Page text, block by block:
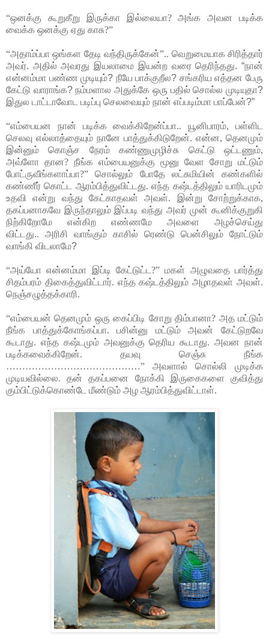
“ஒனக்கு கூறுகீறு இருக்கா இல்லையா? அங்க அவன படிக்க
வைக்க ஒனக்கு ஏது காசு?”
“அதாம்ப்பா ஒங்கள தேடி வந்திருக்கேன்”.. வெறுமையாக சிரித்தார்
அவர். அதில் அவரது இயலாமை இயன்ற வரை தெரிந்தது. “நான்
என்னம்மா பண்ண முடியும்? நீயே பாக்குறீல? சங்கரிய எத்தன பேரு
கேட்டு வாராங்க? நம்மளால அதுக்கே ஒரு பதில் சொல்ல முடியுதா?
இதுல டாட்டாவோட படிப்பு செலவையும் நான் எப்படிம்மா பாப்பேன்?”
“எம்பையன நான் படிக்க வைக்கிறேன்ப்பா.. யூனிபாரம், பள்ளிட
செலவு எல்லாத்தையும் நானே பாத்துக்கிடுறேன். என்ன, தெனமும்
இன்னும் கொஞ்ச நேரம் கண்ணுமுழிச்சு கெட்டு ஒட்டணும்,
அவ்ளோ தான? நீங்க எம்பையனுக்கு மூனு வேள சோறு மட்டும்
போட்ருவீங்களாப்பா?” சொல்லும் போதே லட்சுமியின் கண்களில்
கண்ணீர் கொட்ட ஆரம்பித்துவிட்டது. எந்த கஷ்டத்திலும் யாரிடமும்
உதவி என்று வந்து கேட்காதவள் அவள். இன்று சோற்றுக்காக,
தகப்பனாகவே இருந்தாலும் இப்படி வந்து அவர் முன் கூனிக்குறுகி
நிற்கிறோமே என்கிற எண்ணமே அவளை அழச்செய்து
விட்டது.. அரிசி வாங்கும் காசில் ரெண்டு பென்சிலும் நோட்டும்
வாங்கி விடலாமே?
“அய்யோ என்னம்மா இப்டி கேட்டுட்ட?” மகள் அழுவதை பார்த்து
சிதம்பரம் திகைத்துவிட்டார். எந்த கஷ்டத்திலும் அழாதவள் அவள்.
நெஞ்சழுத்தக்காரி.
“எம்பையன் தெனமும் ஒரு கைப்பிடி சோறு திம்பானா? அத மட்டும்
நீங்க பாத்துக்கோங்கப்பா. பசின்னு மட்டும் அவன் கேட்டுறவே
கூடாது. எந்த கஷ்டமும் அவனுக்கு தெரிய கூடாது. அவன நான்
படிக்கவைக்கிறேன். தயவு செஞ்சு நீங்க
……………………………………” அவளால் சொல்லி முடிக்க
முடியவில்லை. தன் தகப்பனை நோக்கி இருகைகளை குவித்து
கும்பிட்டுக்கொண்டே மீண்டும் அழ ஆரம்பித்துவிட்டாள்.